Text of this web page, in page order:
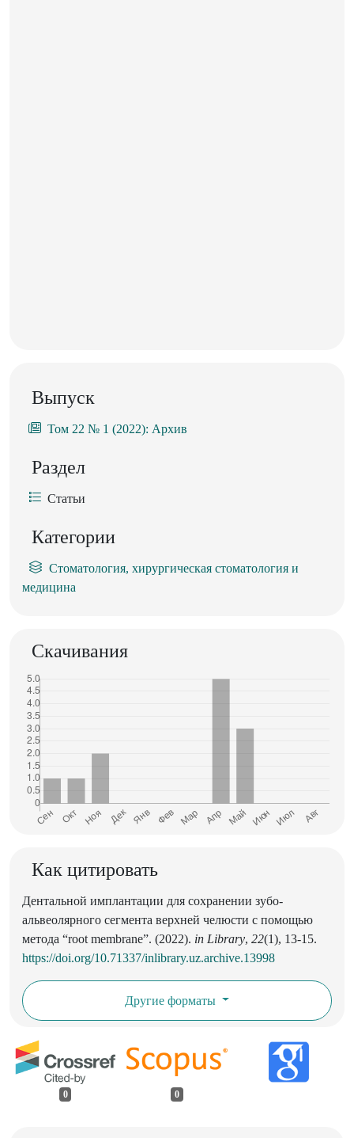
Выпуск
Том 22 № 1 (2022): Архив
Раздел
Статьи
Категории
Стоматология, хирургическая стоматология и
медицина
Скачивания
Как цитировать
Дентальной имплантации для сохранении зубо-
альвеолярного сегмента верхней челюсти с помощью
метода “root membrane”. (2022). in Library, 22(1), 13-15.
https://doi.org/10.71337/inlibrary.uz.archive.13998
Другие форматы
0 0